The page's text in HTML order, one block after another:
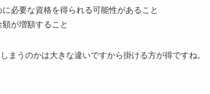
必要な資格を得られる可能性があること
が増額すること
まうのかは大きな違いですから掛ける方が得ですね。